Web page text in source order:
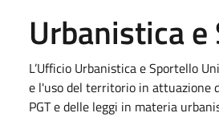
Urbanistica e
L’Ufficio Urbanistica e Sportello
e l'uso del territorio in attuazione
PGT e delle leggi in materia